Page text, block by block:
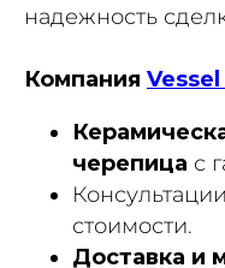
надежность
Компания
черепица с
стоимости.
Доставка и